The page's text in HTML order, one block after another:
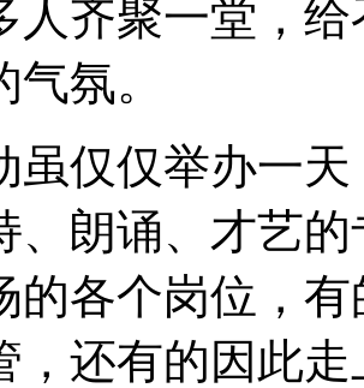
人齐聚一堂，
氛。
虽仅仅举办一
、朗诵、才艺
的各个岗位，
，还有的因此